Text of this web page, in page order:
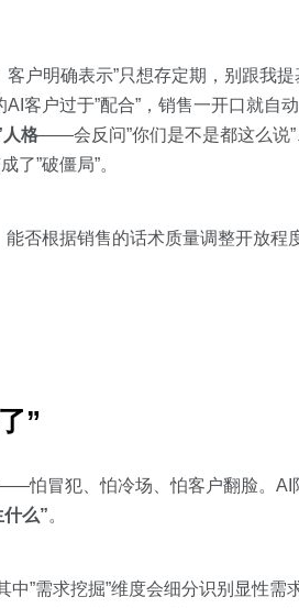
户明确表示”只想存定期，别跟我
客户过于”配合”，销售一开口就自
格——会反问”你们是不是都这么说”
了”破僵局”。
能否根据销售的话术质量调整开放程
”
怕冒犯、怕冷场、怕客户翻脸。AI
么”。
”需求挖掘”维度会细分识别显性需